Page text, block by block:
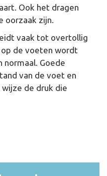
Ook het dragen
oorzaak zijn.
vaak tot overtollig
de voeten wordt
normaal. Goede
van de voet en
de druk die